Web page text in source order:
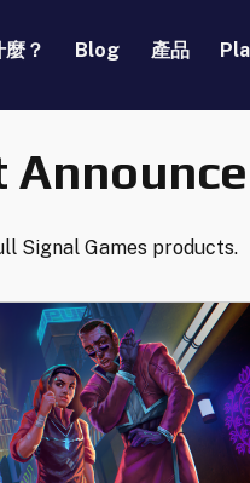
？ Blog 產品
Signal Games products.